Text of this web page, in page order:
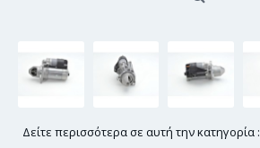
Δείτε περισσότερα σε αυτή την κατηγορία :